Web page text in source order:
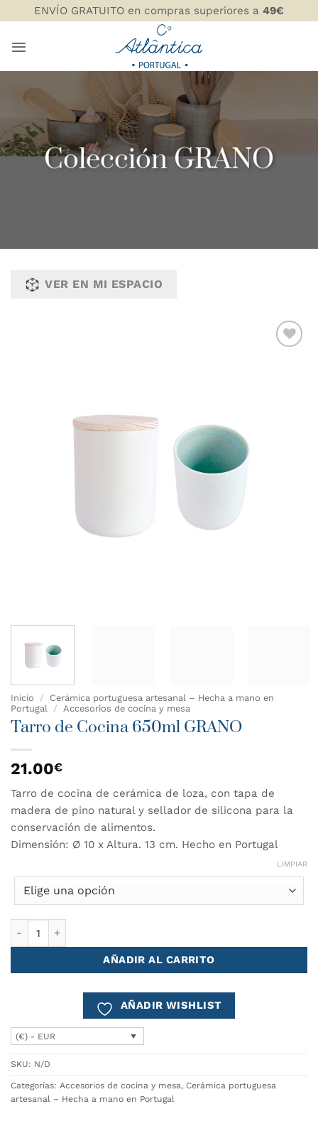
al
contenido
ENVÍO GRATUITO en compras superiores a 49€
Colección GRANO
VER EN MI ESPACIO
Inicio /
Cerámica portuguesa artesanal – Hecha a mano en
Portugal
/ Accesorios de cocina y mesa
Tarro de Cocina 650ml GRANO
21.00€
Tarro de cocina de cerámica de loza, con tapa de
madera de pino natural y sellador de silicona para la
conservación de alimentos.
Dimensión: Ø 10 x Altura. 13 cm. Hecho en Portugal
LIMPIAR
AÑADIR AL CARRITO
AÑADIR WISHLIST
(€) - EUR
SKU: N/D
Categorías: Accesorios de cocina y mesa, Cerámica portuguesa
artesanal – Hecha a mano en Portugal